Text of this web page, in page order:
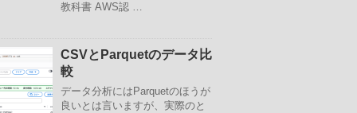
教科書 AWS認 …
CSVとParquetのデータ比
較
データ分析にはParquetのほうが
良いとは言いますが、実際のと